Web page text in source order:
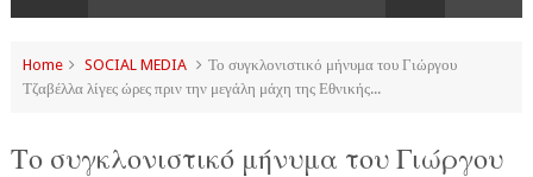
Home SOCIAL MEDIA
Το συγκλονιστικό μήνυμα του Γιώργου
Τζαβέλλα λίγες ώρες πριν την μεγάλη μάχη της Εθνικής...
Το συγκλονιστικό μήνυμα του Γιώργου